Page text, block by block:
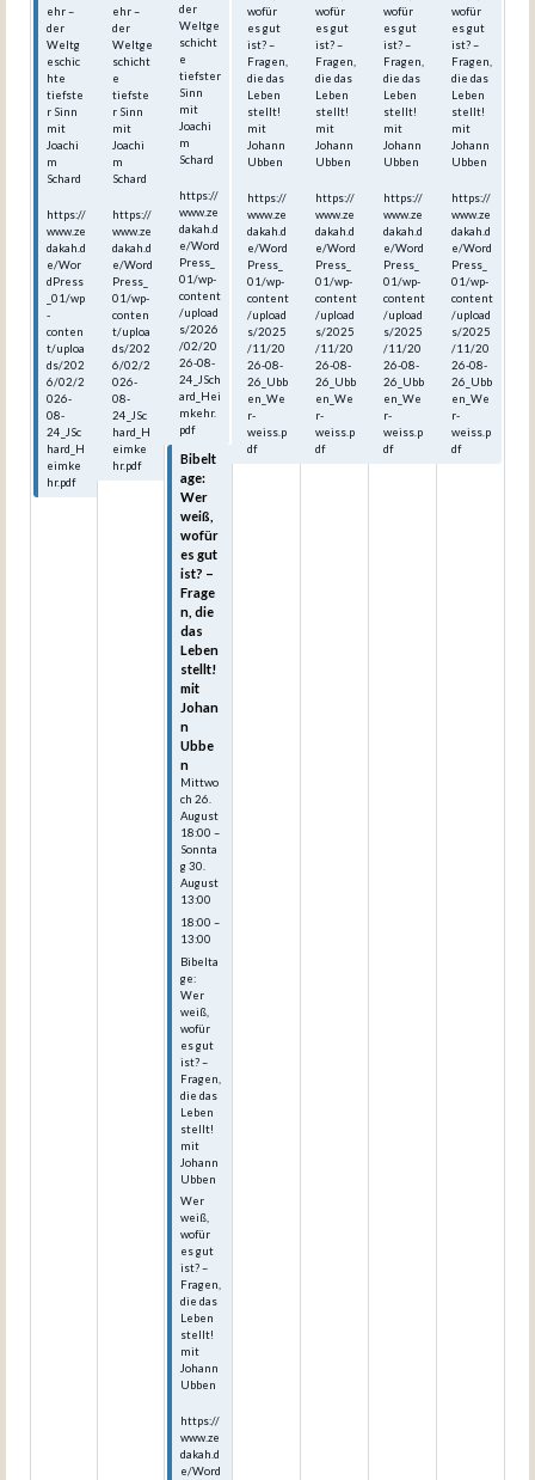
ehr –
der
Weltg
eschic
hte
tiefste
r Sinn
mit
Joachi
m
Schard
https://
www.ze
dakah.d
e/Wor
dPress
_01/wp
-
conten
t/uploa
ds/202
6/02/2
026-
08-
24_JSc
hard_H
eimke
hr.pdf
ehr –
der
Weltge
schicht
e
tiefste
r Sinn
mit
Joachi
m
Schard
https://
www.ze
dakah.d
e/Word
Press_
01/wp-
conten
t/uploa
ds/202
6/02/2
026-
08-
24_JSc
hard_H
eimke
hr.pdf
der
Weltge
schicht
e
tiefster
Sinn
mit
Joachi
m
Schard
https://
www.ze
dakah.d
e/Word
Press_
01/wp-
content
/upload
s/2026
/02/20
26-08-
24_JSch
ard_Hei
mkehr.
pdf
Bibelt
age:
Wer
weiß,
wofür
es gut
ist? –
Frage
n, die
das
Leben
stellt!
mit
Johan
n
Ubbe
n
Mittwo
ch 26.
August
18:00 –
Sonnta
g30.
August
13:00
18:00 –
13:00
Bibelta
ge:
Wer
weiß,
wofür
es gut
ist? –
Fragen,
die das
Leben
stellt!
mit
Johann
Ubben
Wer
weiß,
wofür
es gut
ist? –
Fragen,
die das
Leben
stellt!
mit
Johann
Ubben
https://
www.ze
dakah.d
e/Word
wofür
es gut
ist? –
Fragen,
die das
Leben
stellt!
mit
Johann
Ubben
https://
www.ze
dakah.d
e/Word
Press_
01/wp-
content
/upload
s/2025
/11/20
26-08-
26_Ubb
en_We
r-
weiss.p
df
wofür
es gut
ist? –
Fragen,
die das
Leben
stellt!
mit
Johann
Ubben
https://
www.ze
dakah.d
e/Word
Press_
01/wp-
content
/upload
s/2025
/11/20
26-08-
26_Ubb
en_We
r-
weiss.p
df
wofür
es gut
ist? –
Fragen,
die das
Leben
stellt!
mit
Johann
Ubben
https://
www.ze
dakah.d
e/Word
Press_
01/wp-
content
/upload
s/2025
/11/20
26-08-
26_Ubb
en_We
r-
weiss.p
df
wofür
es gut
ist? –
Fragen,
die das
Leben
stellt!
mit
Johann
Ubben
https://
www.ze
dakah.d
e/Word
Press_
01/wp-
content
/upload
s/2025
/11/20
26-08-
26_Ubb
en_We
r-
weiss.p
df